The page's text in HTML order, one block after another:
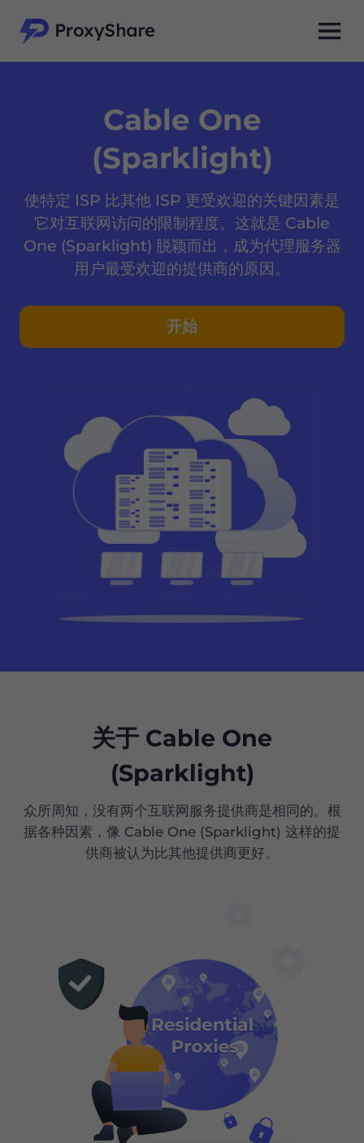
Cable One
(Sparklight)
使特定 ISP 比其他 ISP 更受欢迎的关键因素是
它对互联网访问的限制程度。这就是 Cable
One (Sparklight) 脱颖而出，成为代理服务器
用户最受欢迎的提供商的原因。
开始
关于 Cable One
(Sparklight)
众所周知，没有两个互联网服务提供商是相同的。根
据各种因素，像 Cable One (Sparklight) 这样的提
供商被认为比其他提供商更好。